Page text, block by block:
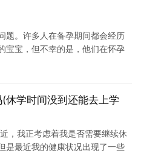
题。许多人在备孕期间都会经历
宝宝，但不幸的是，他们在怀孕
休学时间没到还能去上学
，我正考虑着我是否需要继续休
是最近我的健康状况出现了一些